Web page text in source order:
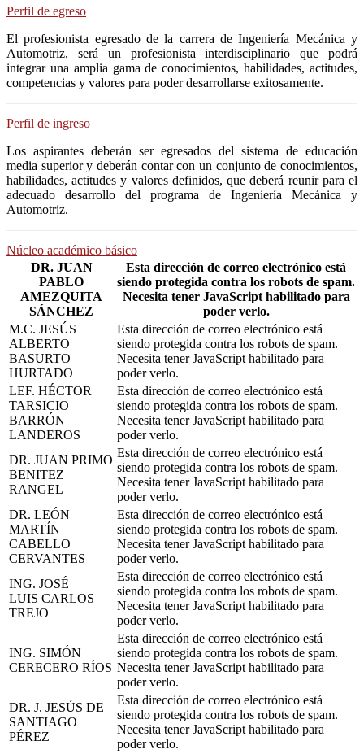
Perfil de egreso
El profesionista egresado de la carrera de Ingeniería Mecánica y
Automotriz, será un profesionista interdisciplinario que podrá
integrar una amplia gama de conocimientos, habilidades, actitudes,
competencias y valores para poder desarrollarse exitosamente.
Perfil de ingreso
Los aspirantes deberán ser egresados del sistema de educación
media superior y deberán contar con un conjunto de conocimientos,
habilidades, actitudes y valores definidos, que deberá reunir para el
adecuado desarrollo del programa de Ingeniería Mecánica y
Automotriz.
Núcleo académico básico
DR. JUAN
PABLO
AMEZQUITA
SÁNCHEZ
Esta dirección de correo electrónico está
siendo protegida contra los robots de spam.
Necesita tener JavaScript habilitado para
poder verlo.
M.C. JESÚS
ALBERTO
BASURTO
HURTADO
Esta dirección de correo electrónico está
siendo protegida contra los robots de spam.
Necesita tener JavaScript habilitado para
poder verlo.
LEF. HÉCTOR
TARSICIO
BARRÓN
LANDEROS
Esta dirección de correo electrónico está
siendo protegida contra los robots de spam.
Necesita tener JavaScript habilitado para
poder verlo.
DR. JUAN PRIMO
BENITEZ
RANGEL
Esta dirección de correo electrónico está
siendo protegida contra los robots de spam.
Necesita tener JavaScript habilitado para
poder verlo.
DR. LEÓN
MARTÍN
CABELLO
CERVANTES
Esta dirección de correo electrónico está
siendo protegida contra los robots de spam.
Necesita tener JavaScript habilitado para
poder verlo.
ING. JOSÉ
LUIS CARLOS
TREJO
Esta dirección de correo electrónico está
siendo protegida contra los robots de spam.
Necesita tener JavaScript habilitado para
poder verlo.
ING. SIMÓN
CERECERO RÍOS
Esta dirección de correo electrónico está
siendo protegida contra los robots de spam.
Necesita tener JavaScript habilitado para
poder verlo.
DR. J. JESÚS DE
SANTIAGO
PÉREZ
Esta dirección de correo electrónico está
siendo protegida contra los robots de spam.
Necesita tener JavaScript habilitado para
poder verlo.